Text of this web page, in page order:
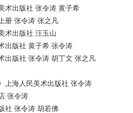
术出版社 张令涛 黄子希
册 张令涛 张之凡
术出版社 汪玉山
出版社 黄子希 张令涛
出版社 张令涛 胡丁文 张之凡
上海人民美术出版社 张令涛
张令涛
社 张令涛 胡若佛